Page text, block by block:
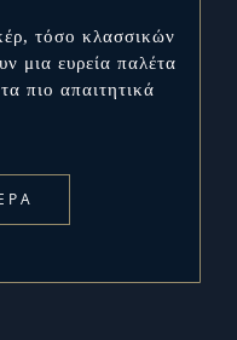
τόσο κλασσικών
μια ευρεία παλέτα
πιο απαιτητικά